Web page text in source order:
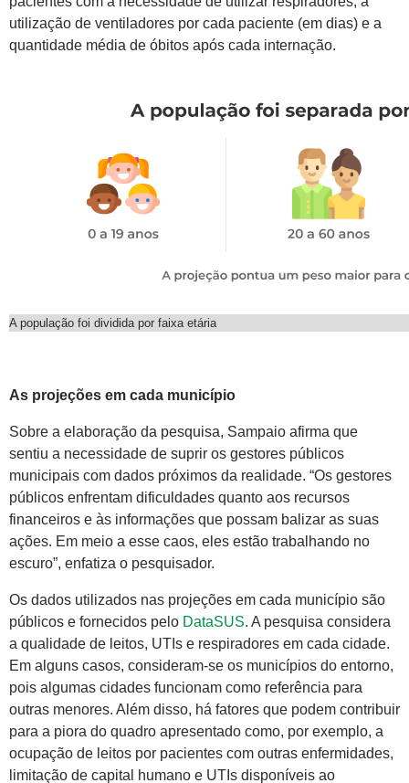
utilização de ventiladores por cada paciente (em dias) e a
quantidade média de óbitos após cada internação.
A população foi dividida por faixa etária
As projeções em cada município
Sobre a elaboração da pesquisa, Sampaio afirma que
sentiu a necessidade de suprir os gestores públicos
municipais com dados próximos da realidade. “Os gestores
públicos enfrentam dificuldades quanto aos recursos
financeiros e às informações que possam balizar as suas
ações. Em meio a esse caos, eles estão trabalhando no
escuro”, enfatiza o pesquisador.
Os dados utilizados nas projeções em cada município são
públicos e fornecidos pelo DataSUS. A pesquisa considera
a qualidade de leitos, UTIs e respiradores em cada cidade.
Em alguns casos, consideram-se os municípios do entorno,
pois algumas cidades funcionam como referência para
outras menores. Além disso, há fatores que podem contribuir
para a piora do quadro apresentado como, por exemplo, a
ocupação de leitos por pacientes com outras enfermidades,
limitação de capital humano e UTIs disponíveis ao